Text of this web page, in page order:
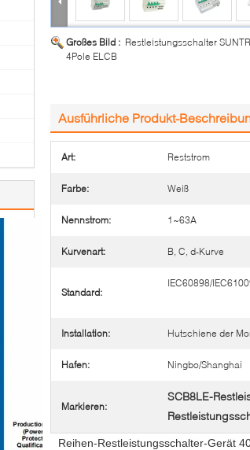
Großes Bild : Restleistungsschalter
4Pole ELCB
Ausführliche Produkt-
Art: Reststrom
Farbe: Weiß
Nennstrom: 1~63A
Kurvenart: B, C, d-Kurve
Standard:
IEC60898/
Installation: Hutschiene der
Hafen: Ningbo/Shanghai
Markieren:
SCB8LE-
Reihen-Restleistungsschalter-Gerät